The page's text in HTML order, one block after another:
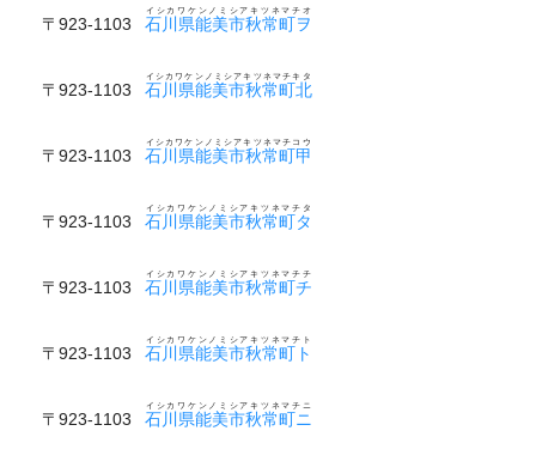
〒923-1103 石川県能美市秋常町ヲ
イシカワケンノミシアキツネマチオ
〒923-1103 石川県能美市秋常町北
イシカワケンノミシアキツネマチキタ
〒923-1103 石川県能美市秋常町甲
イシカワケンノミシアキツネマチコウ
〒923-1103 石川県能美市秋常町タ
イシカワケンノミシアキツネマチタ
〒923-1103 石川県能美市秋常町チ
イシカワケンノミシアキツネマチチ
〒923-1103 石川県能美市秋常町ト
イシカワケンノミシアキツネマチト
〒923-1103 石川県能美市秋常町ニ
イシカワケンノミシアキツネマチニ